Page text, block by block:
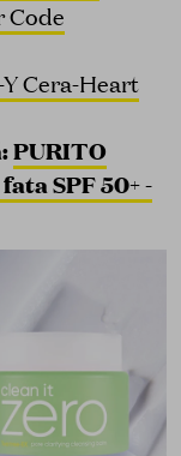
Code
Cera-Heart
PURITO
SPF 50+ -